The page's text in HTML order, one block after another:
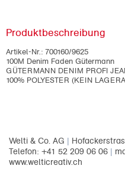
Produktbeschreibung
Artikel-Nr.: 700160/9625
100M Denim Faden Gütermann
GÜTERMANN DENIM PROFI
100% POLYESTER (KEIN
Welti & Co. AG |
Telefon: +41 52 209 06 06 |
www.welticreativ.ch